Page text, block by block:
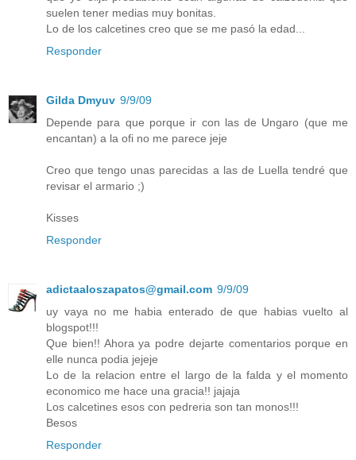
suelen tener medias muy bonitas.
Lo de los calcetines creo que se me pasó la edad...
Responder
Gilda Dmyuv 9/9/09
Depende para que porque ir con las de Ungaro (que me
encantan) a la ofi no me parece jeje
Creo que tengo unas parecidas a las de Luella tendré que
revisar el armario ;)
Kisses
Responder
adictaaloszapatos@gmail.com 9/9/09
uy vaya no me habia enterado de que habias vuelto al
blogspot!!!
Que bien!! Ahora ya podre dejarte comentarios porque en
elle nunca podia jejeje
Lo de la relacion entre el largo de la falda y el momento
economico me hace una gracia!! jajaja
Los calcetines esos con pedreria son tan monos!!!
Besos
Responder